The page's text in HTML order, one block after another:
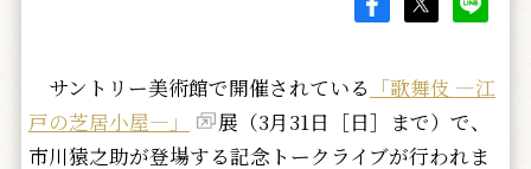
サントリー美術館で開催されている 「歌舞伎 ―江
戸の芝居小屋―」
展（3月31日［日］まで）で、
市川猿之助が登場する記念トークライブが行われま